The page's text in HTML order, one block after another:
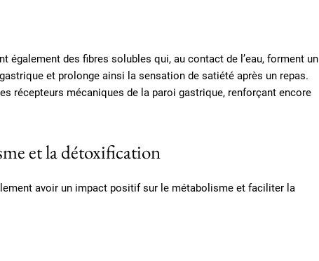
également des fibres solubles qui, au contact de l’eau, forment un
et prolonge ainsi la sensation de satiété après un repas.
récepteurs mécaniques de la paroi gastrique, renforçant encore
et la détoxification
avoir un impact positif sur le métabolisme et faciliter la